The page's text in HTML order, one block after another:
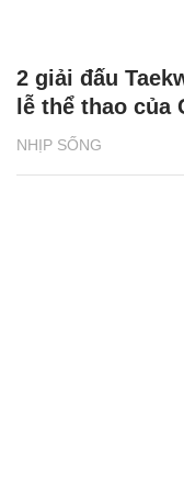
NHỊP SỐNG
2 giải đấu
lễ thể thao của